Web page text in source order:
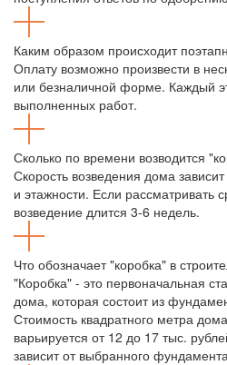
Каким образом происходит
Оплату возможно произвести в
или безналичной форме. Каждый
выполненных работ.
Сколько по времени возводится
Скорость возведения дома
и этажности. Если рассматривать
возведение длится 3-6 недель.
Что обозначает "коробка" в
"Коробка" - это первоначальная
дома, которая состоит из
Стоимость квадратного метра
варьируется от 12 до 17 тыс.
зависит от выбранного